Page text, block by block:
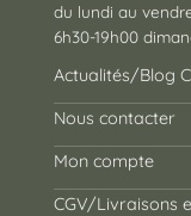
du lundi au
6h30-19h00
Actualités/Blog
Nous contacter
Mon compte
CGV/Livraisons